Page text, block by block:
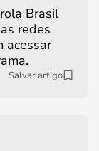
Brasil
redes
acessar
Salvar artigo